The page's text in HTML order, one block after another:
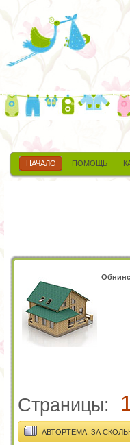
НАЧАЛО ПОМОЩЬ
Страницы:
АВТОРТЕМА: ЗА